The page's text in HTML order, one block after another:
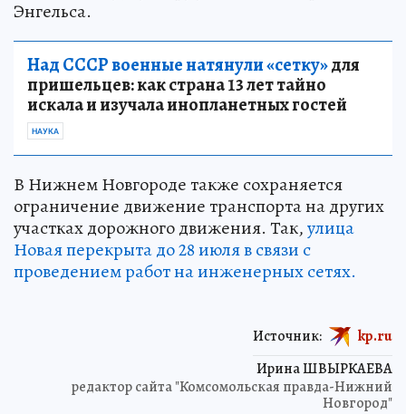
Энгельса.
Над СССР военные натянули «сетку»для
пришельцев: как страна 13 лет тайно
искала и изучала инопланетных гостей
НАУКА
В Нижнем Новгороде также сохраняется
ограничение движение транспорта на других
участках дорожного движения. Так,улица
Новая перекрыта до 28 июля в связи с
проведением работ на инженерных сетях.
Ирина ШВЫРКАЕВА
редактор сайта "Комсомольская правда-Нижний
Новгород"
Источник: kp.ru